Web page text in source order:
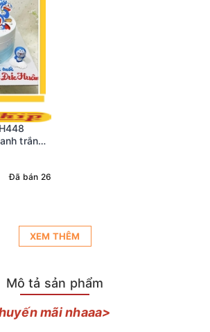
xanh
Đã bán 21
XEM THÊM
Mô tả sản phẩm
mãi nhaaa>